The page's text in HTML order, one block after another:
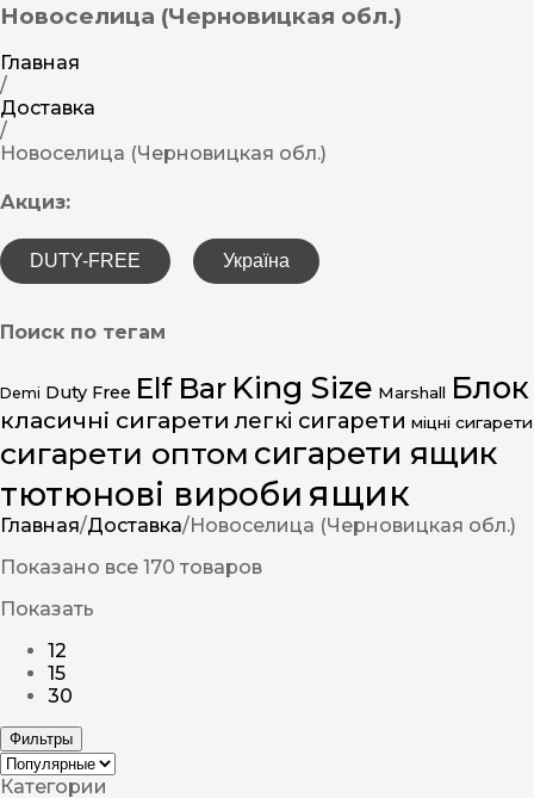
Новоселица (Черновицкая обл.)
Главная
/
Доставка
/
Новоселица (Черновицкая обл.)
Акциз:
DUTY-FREE Україна
Поиск по тегам
Demi Duty Free Elf Bar King Size Marshall Блок
класичні сигарети легкі сигарети міцні сигарети
сигарети оптом сигарети ящик
тютюнові вироби ящик
Главная/Доставка/Новоселица (Черновицкая обл.)
Показано все 170 товаров
Показать
12
15
30
Фильтры
Категории